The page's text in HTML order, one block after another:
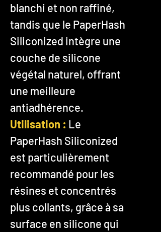
blanchi et non raffiné,
tandis que le PaperHash
Siliconized intègre une
couche de silicone
végétal naturel, offrant
une meilleure
antiadhérence.
Utilisation : Le
PaperHash Siliconized
est particulièrement
recommandé pour les
résines et concentrés
plus collants, grâce à sa
surface en silicone qui